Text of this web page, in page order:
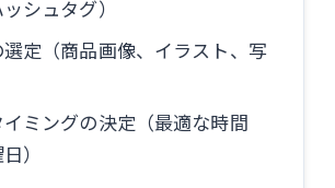
シュタグ）
定（商品画像、イラスト、写
ミングの決定（最適な時間
）